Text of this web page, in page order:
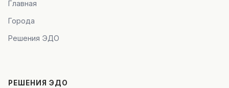
Главная
Города
Решения ЭДО
РЕШЕНИЯ ЭДО